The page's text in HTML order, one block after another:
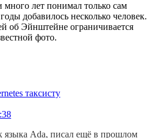
много лет понимал только сам
добавилось несколько человек.
об Эйнштейне ограничивается
фото.
таксисту
Ada, писал ещё в прошлом